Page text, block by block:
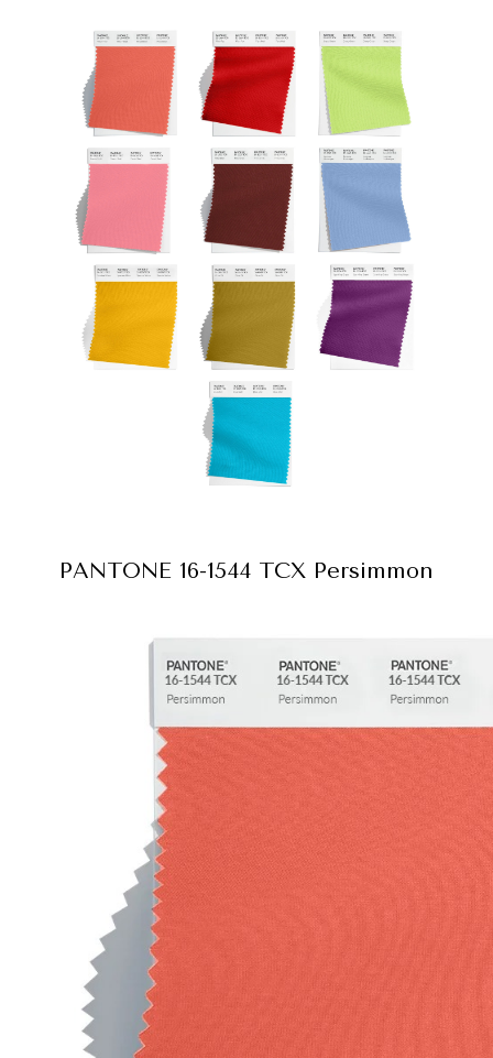
PANTONE 16-1544 TCX Persimmon